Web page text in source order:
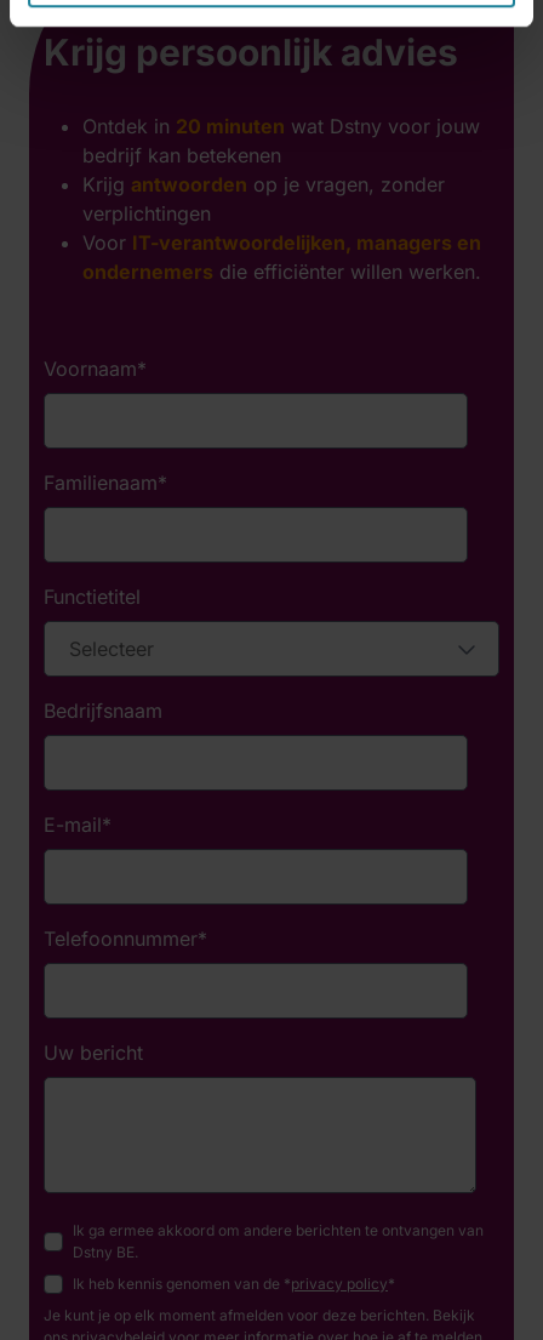
Krijg persoonlijk advies
Ontdek in 20 minuten wat Dstny voor jouw
bedrijf kan betekenen
Krijg antwoorden op je vragen, zonder
verplichtingen
Voor IT-verantwoordelijken, managers en
ondernemers die efficiënter willen werken.
Voornaam*
Familienaam*
Functietitel
Bedrijfsnaam
E-mail*
Telefoonnummer*
Uw bericht
Ik ga ermee akkoord om andere berichten te ontvangen van
Dstny BE.
Ik heb kennis genomen van de *privacy policy*
Je kunt je op elk moment afmelden voor deze berichten. Bekijk